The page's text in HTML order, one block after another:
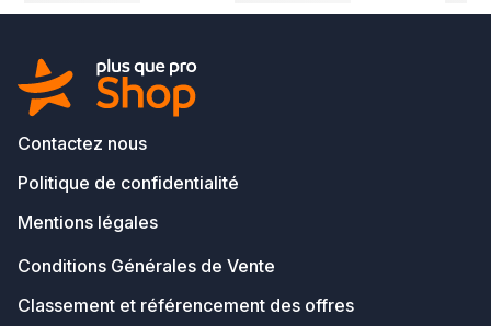
Contactez nous
Politique de confidentialité
Mentions légales
Conditions Générales de Vente
Classement et référencement des offres